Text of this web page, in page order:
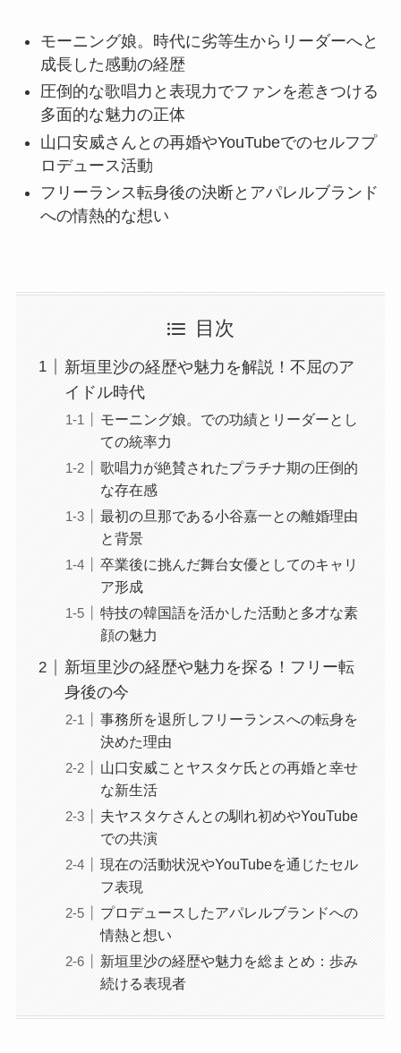
モーニング娘。時代に劣等生からリーダーへと
成長した感動の経歴
圧倒的な歌唱力と表現力でファンを惹きつける
多面的な魅力の正体
山口安威さんとの再婚やYouTubeでのセルフプ
ロデュース活動
フリーランス転身後の決断とアパレルブランド
への情熱的な想い
目次
新垣里沙の経歴や魅力を解説！不屈のア
イドル時代
モーニング娘。での功績とリーダーとし
ての統率力
歌唱力が絶賛されたプラチナ期の圧倒的
な存在感
最初の旦那である小谷嘉一との離婚理由
と背景
卒業後に挑んだ舞台女優としてのキャリ
ア形成
特技の韓国語を活かした活動と多才な素
顔の魅力
新垣里沙の経歴や魅力を探る！フリー転
身後の今
事務所を退所しフリーランスへの転身を
決めた理由
山口安威ことヤスタケ氏との再婚と幸せ
な新生活
夫ヤスタケさんとの馴れ初めやYouTube
での共演
現在の活動状況やYouTubeを通じたセル
フ表現
プロデュースしたアパレルブランドへの
情熱と想い
新垣里沙の経歴や魅力を総まとめ：歩み
続ける表現者